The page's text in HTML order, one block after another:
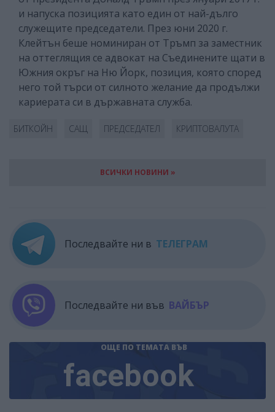
и напуска позицията като един от най-дълго
служещите председатели. През юни 2020 г.
Клейтън беше номиниран от Тръмп за заместник
на оттеглящия се адвокат на Съединените щати в
Южния окръг на Ню Йорк, позиция, която според
него той търси от силното желание да продължи
кариерата си в държавната служба.
БИТКОЙН САЩ ПРЕДСЕДАТЕЛ КРИПТОВАЛУТА
ВСИЧКИ НОВИНИ »
Последвайте ни в ТЕЛЕГРАМ
Последвайте ни във ВАЙБЪР
ОЩЕ ПО ТЕМАТА ВЪВ
facebook